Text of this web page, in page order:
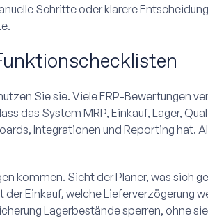
Schritte oder klarere
Sie sie. Viele ERP-Bewertungen
das System MRP, Einkauf, Lager,
Integrationen und Reporting hat.
kommen. Sieht der Planer, was sich
Einkauf, welche Lieferverzögerung
Lagerbestände sperren, ohne sie